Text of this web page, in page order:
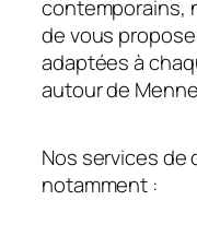
contemporains,
de vous
adaptées à
autour de
Nos services
notamment :